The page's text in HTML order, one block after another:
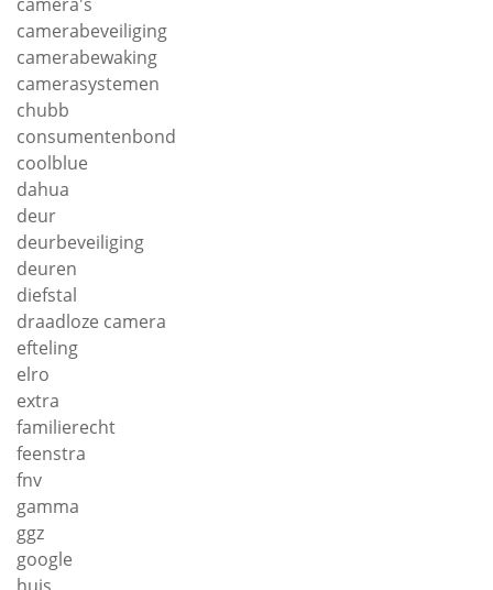
camerabeveiliging
camerabewaking
camerasystemen
chubb
consumentenbond
coolblue
dahua
deur
deurbeveiliging
deuren
diefstal
draadloze camera
efteling
elro
extra
familierecht
feenstra
fnv
gamma
ggz
google